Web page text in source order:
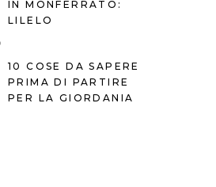
IN MONFERRATO:
LILELO
10 COSE DA SAPERE
PRIMA DI PARTIRE
PER LA GIORDANIA